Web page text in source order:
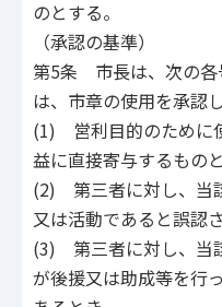
のとする。
（承認の基準）
第5条 市長は、次の各
は、市章の使用を承認
(1) 営利目的のために
益に直接寄与するもの
(2) 第三者に対し、当
又は活動であると誤認
(3) 第三者に対し、当
が後援又は助成等を行